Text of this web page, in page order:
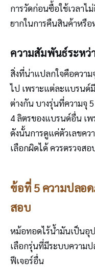
การวัดก่อนซื้อใช้เวลาไ
ยากในการคืนสินค้าหรือ
ความสัมพันธ์ระหว่
สิ่งที่น่าแปลกใจคือความ
ไป เพราะแต่ละแบรนด์
ต่างกัน บางรุ่นที่ความจุ
4 ลิตรของแบรนด์อื่น เ
ดังนั้นการดูแค่ตัวเลขคว
เลือกผิดได้ ควรตรวจสอ
ข้อที่ 5 ความปลอ
สอบ
หม้อทอดไร้น้ำมันเป็นอุ
เลือกรุ่นที่มีระบบความ
ฟีเจอร์อื่น